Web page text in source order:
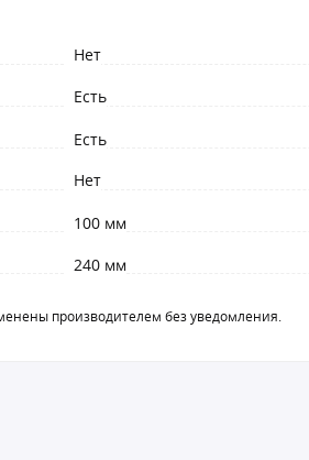
Нет
Есть
Есть
Нет
100 мм
240 мм
производителем без уведомления.